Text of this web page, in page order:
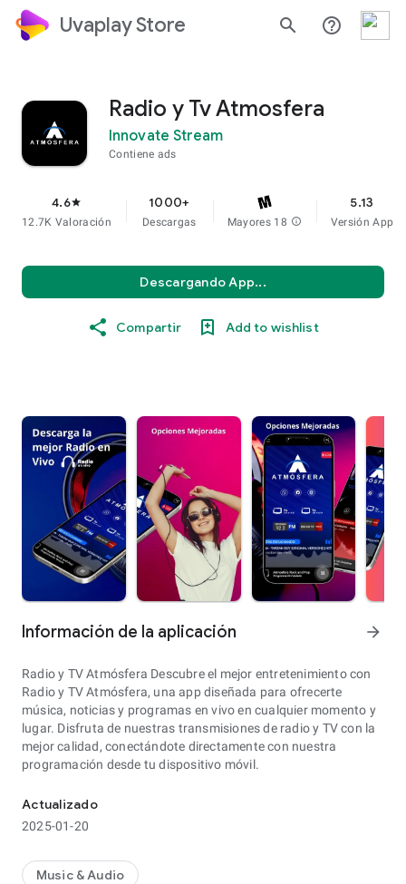
Uvaplay Store search help_outline
Radio y Tv Atmosfera
Innovate Stream
Contiene ads
4.6star
12.7K Valoración
1000+
Descargas Mayores 18 info
5.13
Versión App
Descargando App...
Compartir Add to wishlist
Información de la aplicación arrow_forward
Radio y TV Atmósfera Descubre el mejor entretenimiento con
Radio y TV Atmósfera, una app diseñada para ofrecerte
música, noticias y programas en vivo en cualquier momento y
lugar. Disfruta de nuestras transmisiones de radio y TV con la
mejor calidad, conectándote directamente con nuestra
programación desde tu dispositivo móvil.
Actualizado
2025-01-20
Music & Audio